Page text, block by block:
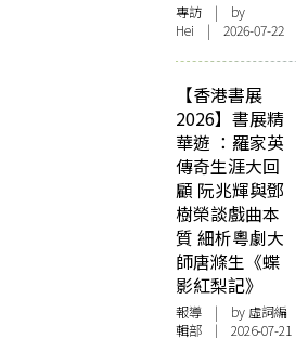
專訪 | by
Hei | 2026-07-22
【香港書展
2026】書展精
華遊 ：羅家英
傳奇生涯大回
顧 阮兆輝與鄧
樹榮談戲曲本
質 細析粵劇大
師唐滌生《蝶
影紅梨記》
報導 | by 虛詞編
輯部 | 2026-07-21